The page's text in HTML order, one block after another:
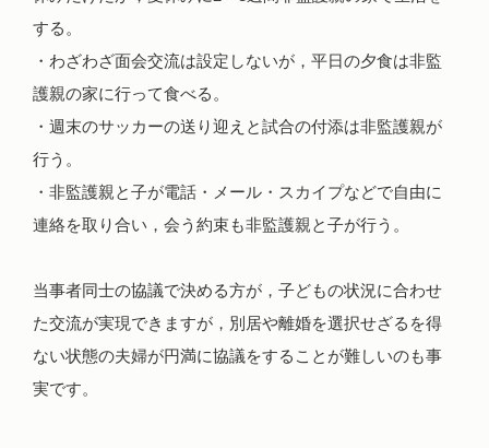
する。
・わざわざ面会交流は設定しないが，平日の夕食は非監
護親の家に行って食べる。
・週末のサッカーの送り迎えと試合の付添は非監護親が
行う。
・非監護親と子が電話・メール・スカイプなどで自由に
連絡を取り合い，会う約束も非監護親と子が行う。
当事者同士の協議で決める方が，子どもの状況に合わせ
た交流が実現できますが，別居や離婚を選択せざるを得
ない状態の夫婦が円満に協議をすることが難しいのも事
実です。